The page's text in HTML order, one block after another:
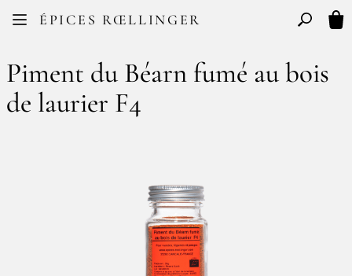
ÉPICES RŒLLINGER
FR EN Basculer
Piment du Béarn fumé au bois
de laurier F4